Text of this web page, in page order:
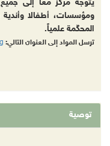
يتوجه مركز معاً إلى جميع
ومؤسسات، أطفالا وأندية
المحكّمة علمياً.
ترسل المواد إلى العنوان التالي:
توصية